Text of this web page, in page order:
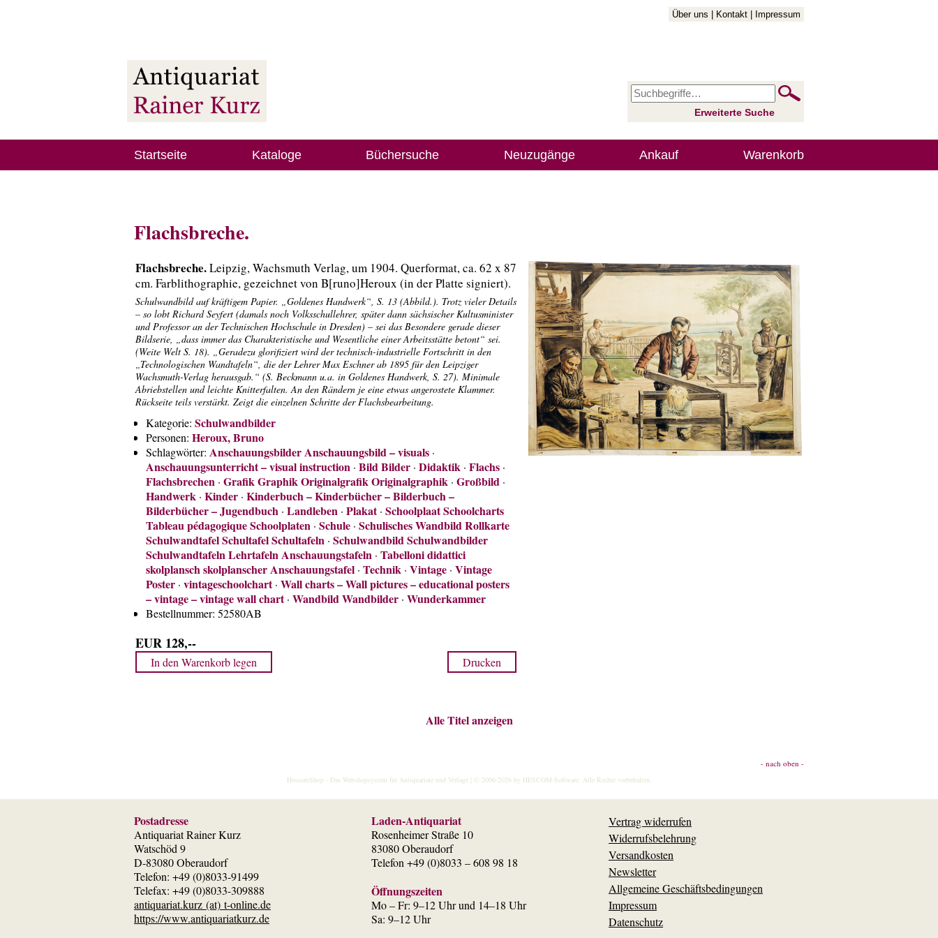
Über uns Kontakt Impressum
Erweiterte Suche
Startseite Kataloge Büchersuche Neuzugänge Ankauf Warenkorb
Flachsbreche.
Flachsbreche.Leipzig, Wachsmuth Verlag, um 1904. Querformat, ca. 62 x 87
cm. Farblithographie, gezeichnet von B[runo]Heroux (in der Platte signiert).
Schulwandbild auf kräftigem Papier. „Goldenes Handwerk“, S. 13 (Abbild.). Trotz vieler Details
– so lobt Richard Seyfert (damals noch Volksschullehrer, später dann sächsischer Kultusminister
und Professor an der Technischen Hochschule in Dresden) – sei das Besondere gerade dieser
Bildserie, „dass immer das Charakteristische und Wesentliche einer Arbeitsstätte betont“ sei.
(Weite Welt S. 18). „Geradezu glorifiziert wird der technisch-industrielle Fortschritt in den
„Technologischen Wandtafeln“, die der Lehrer Max Eschner ab 1895 für den Leipziger
Wachsmuth-Verlag herausgab.“ (S. Beckmann u.a. in Goldenes Handwerk, S. 27). Minimale
Abriebstellen und leichte Knitterfalten. An den Rändern je eine etwas angerostete Klammer.
Rückseite teils verstärkt. Zeigt die einzelnen Schritte der Flachsbearbeitung.
Kategorie: Schulwandbilder
Personen: Heroux, Bruno
Schlagwörter: Anschauungsbilder Anschauungsbild – visuals ·
Anschauungsunterricht – visual instruction · Bild Bilder · Didaktik · Flachs ·
Flachsbrechen · Grafik Graphik Originalgrafik Originalgraphik · Großbild ·
Handwerk · Kinder · Kinderbuch – Kinderbücher – Bilderbuch –
Bilderbücher – Jugendbuch · Landleben · Plakat· Schoolplaat Schoolcharts
Tableau pédagogique Schoolplaten · Schule · Schulisches Wandbild Rollkarte
Schulwandtafel Schultafel Schultafeln · Schulwandbild Schulwandbilder
Schulwandtafeln Lehrtafeln Anschauungstafeln · Tabelloni didattici
skolplansch skolplanscher Anschauungstafel · Technik · Vintage · Vintage
Poster · vintageschoolchart· Wall charts – Wall pictures – educational posters
– vintage – vintage wall chart· Wandbild Wandbilder · Wunderkammer
Bestellnummer: 52580AB
EUR 128,--
Alle Titel anzeigen
- nach oben -
HescomShop- Das Webshopsystem für Antiquariate und Verlage | © 2006-2026 by HESCOM-Software. Alle Rechte vorbehalten.
Postadresse
Antiquariat Rainer Kurz
Watschöd 9
D-83080 Oberaudorf
Telefon: +49 (0)8033-91499
Telefax: +49 (0)8033-309888
antiquariat.kurz (at) t-online.de
https://www.antiquariatkurz.de
Laden-Antiquariat
Rosenheimer Straße 10
83080 Oberaudorf
Telefon +49 (0)8033 – 608 98 18
Öffnungszeiten
Mo – Fr: 9–12 Uhr und 14–18 Uhr
Sa: 9–12 Uhr
Vertrag widerrufen
Widerrufsbelehrung
Versandkosten
Newsletter
Allgemeine Geschäftsbedingungen
Impressum
Datenschutz